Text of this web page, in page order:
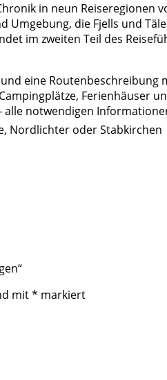
in neun Reiseregionen
die Fjells und
im zweiten Teil des
eine
Ferienhäuser
alle notwendigen
Nordlichter oder Stabkirchen
mit* markiert